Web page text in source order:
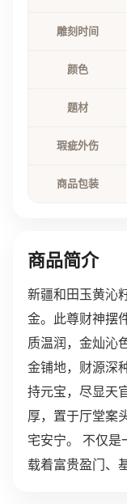
雕刻时间
颜色
题材
瑕疵外伤
商品包装
商品简介
新疆和田玉黄沁
金。此尊财神摆
质温润，金灿沁
金铺地，财源深
持元宝，尽显天
厚，置于厅堂案
宅安宁。 不仅是
载着富贵盈门、